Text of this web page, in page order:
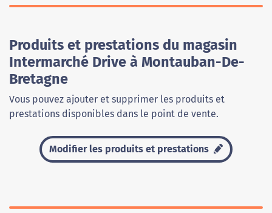
Produits et prestations du magasin
Intermarché Drive à Montauban-De-
Bretagne
Vous pouvez ajouter et supprimer les produits et
prestations disponibles dans le point de vente.
Modifier les produits et prestations